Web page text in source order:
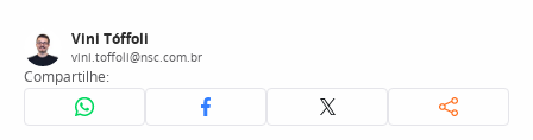
Vini Tóffoli
vini.toffoli@nsc.com.br
Compartilhe: